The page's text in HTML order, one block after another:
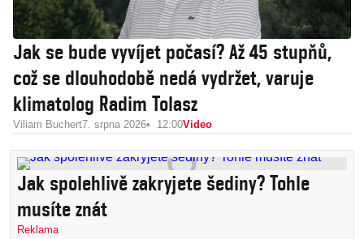
Jak se bude vyvíjet počasí? Až 45 stupňů,
což se dlouhodobě nedá vydržet, varuje
klimatolog Radim Tolasz
Viliam Buchert7. srpna 2026 12:00Video
Jak spolehlivě zakryjete šediny? Tohle
musíte znát
Reklama